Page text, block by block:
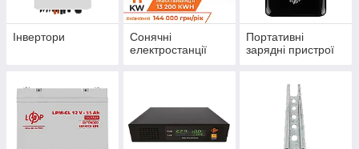
Інвертори
Сонячні
електростанції
Портативні
зарядні пристрої